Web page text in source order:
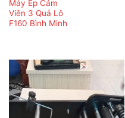
Máy Ép Cám
Viên 3 Quả Lô
F160 Bình Minh